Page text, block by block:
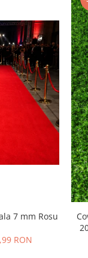
7 mm Rosu
RON